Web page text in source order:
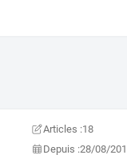
Articles :18
Depuis :28/08/